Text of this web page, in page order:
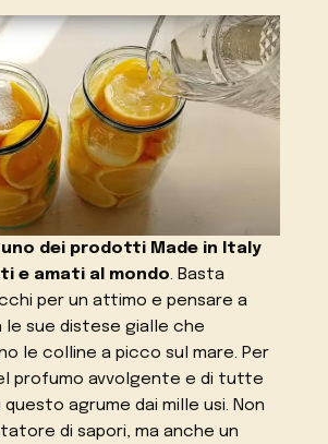
uno dei prodotti Made in Italy
e amati al mondo. Basta
per un attimo e pensare a
le sue distese gialle che
le colline a picco sul mare. Per
profumo avvolgente e di tutte
agrume dai mille usi. Non
di sapori, ma anche un